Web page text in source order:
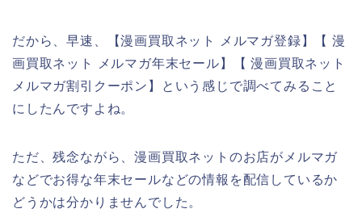
だから、早速、【漫画買取ネット メルマガ登録】【 漫
画買取ネット メルマガ年末セール】【 漫画買取ネット
メルマガ割引クーポン】という感じで調べてみること
にしたんですよね。
ただ、残念ながら、漫画買取ネットのお店がメルマガ
などでお得な年末セールなどの情報を配信しているか
どうかは分かりませんでした。